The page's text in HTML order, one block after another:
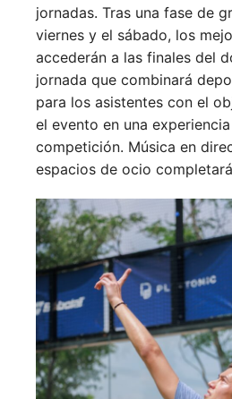
jornadas. Tras una fase de
viernes y el sábado, los
accederán a las finales del
jornada que combinará
para los asistentes con el
el evento en una
competición. Música en
espacios de ocio